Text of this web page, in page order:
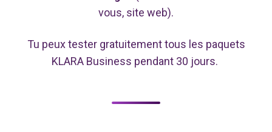
vous, site web).
Tu peux tester gratuitement tous les paquets
KLARA Business pendant 30 jours.